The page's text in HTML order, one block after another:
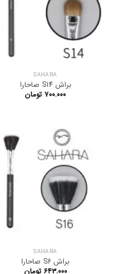
SAHARA
براش S14 صاحارا
۷۰۰.۰۰۰ تومان
SAHARA
براش S6 صاحارا
۶۴۳.۰۰۰ تومان